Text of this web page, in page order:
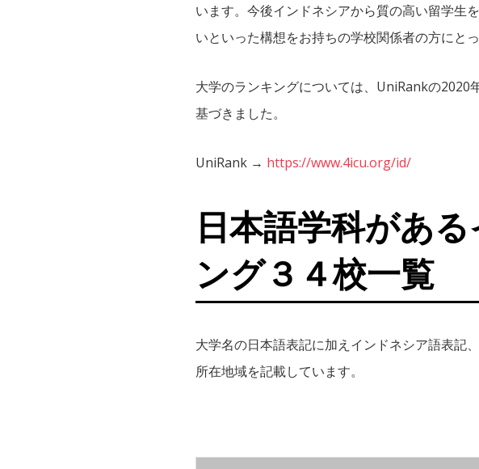
います。今後インドネシアから質の高い留学生
いといった構想をお持ちの学校関係者の方にと
大学のランキングについては、UniRankの2020
基づきました。
UniRank → https://www.4icu.org/id/
日本語学科があ
ング３４校一覧
大学名の日本語表記に加えインドネシア語表記
所在地域を記載しています。